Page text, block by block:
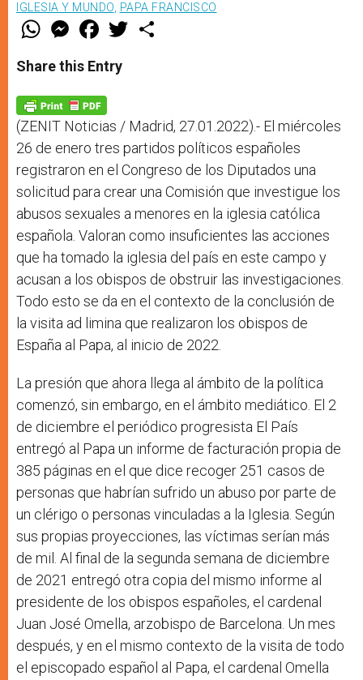
IGLESIA Y MUNDO PAPA FRANCISCO
W
t
s
p
p
M
e
s
e
g
e
r
F
a
e
b
o
k
w
Share this Entry
(ZENIT Noticias / Madrid, 27.01.2022).- El miércoles
26 de enero tres partidos políticos españoles
registraron en el Congreso de los Diputados una
solicitud para crear una Comisión que investigue los
abusos sexuales a menores en la iglesia católica
española. Valoran como insuficientes las acciones
que ha tomado la iglesia del país en este campo y
acusan a los obispos de obstruir las investigaciones.
Todo esto se da en el contexto de la conclusión de
la visita ad limina que realizaron los obispos de
España al Papa, al inicio de 2022.
La presión que ahora llega al ámbito de la política
comenzó, sin embargo, en el ámbito mediático. El 2
de diciembre el periódico progresista El País
entregó al Papa un informe de facturación propia de
385 páginas en el que dice recoger 251 casos de
personas que habrían sufrido un abuso por parte de
un clérigo o personas vinculadas a la Iglesia. Según
sus propias proyecciones, las víctimas serían más
de mil. Al final de la segunda semana de diciembre
de 2021 entregó otra copia del mismo informe al
presidente de los obispos españoles, el cardenal
Juan José Omella, arzobispo de Barcelona. Un mes
después, y en el mismo contexto de la visita de todo
el episcopado español al Papa, el cardenal Omella